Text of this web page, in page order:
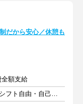
だから安心／休憩も
全額支給
週2日以上 1日8時間以上 シフト自由・自己申告